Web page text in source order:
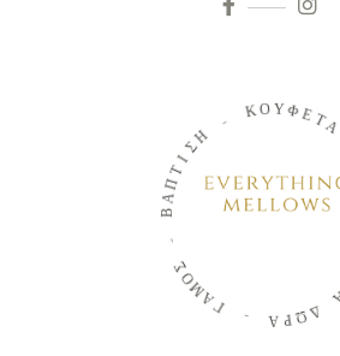
Γ
Α
Μ
Ο
Β
Α
Π
Τ
Ι
ΣΗ
Κ Ο ΥΦΕΤ
Α
Δ
Ω
Ρ
Α